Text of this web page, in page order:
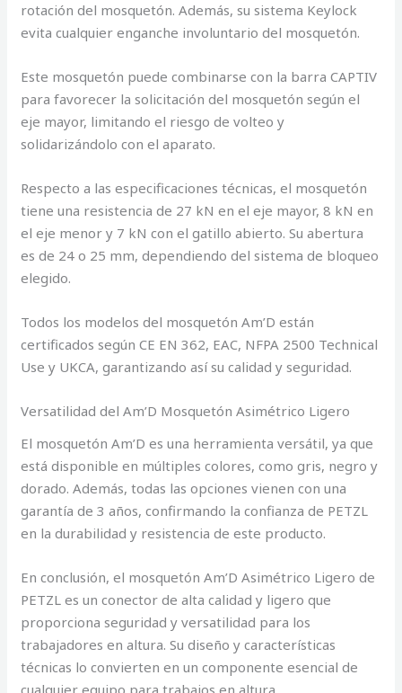
rotación del mosquetón. Además, su sistema Keylock
evita cualquier enganche involuntario del mosquetón.
Este mosquetón puede combinarse con la barra CAPTIV
para favorecer la solicitación del mosquetón según el
eje mayor, limitando el riesgo de volteo y
solidarizándolo con el aparato.
Respecto a las especificaciones técnicas, el mosquetón
tiene una resistencia de 27 kN en el eje mayor, 8 kN en
el eje menor y 7 kN con el gatillo abierto. Su abertura
es de 24 o 25 mm, dependiendo del sistema de bloqueo
elegido.
Todos los modelos del mosquetón Am’D están
certificados según CE EN 362, EAC, NFPA 2500 Technical
Use y UKCA, garantizando así su calidad y seguridad.
Versatilidad del Am’D Mosquetón Asimétrico Ligero
El mosquetón Am’D es una herramienta versátil, ya que
está disponible en múltiples colores, como gris, negro y
dorado. Además, todas las opciones vienen con una
garantía de 3 años, confirmando la confianza de PETZL
en la durabilidad y resistencia de este producto.
En conclusión, el mosquetón Am’D Asimétrico Ligero de
PETZL es un conector de alta calidad y ligero que
proporciona seguridad y versatilidad para los
trabajadores en altura. Su diseño y características
técnicas lo convierten en un componente esencial de
cualquier equipo para trabajos en altura.